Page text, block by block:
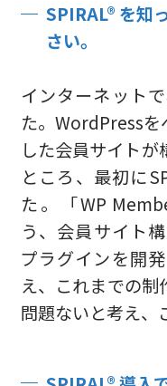
SPIRAL® を知
さい。
インターネット
た。WordPressを
した会員サイト
ところ、最初に
た。「WP
う、会員サイト
プラグインを開
え、これまでの制
問題ないと考え、